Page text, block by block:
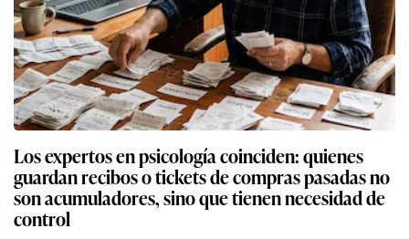
Los expertos en psicología coinciden: quienes
guardan recibos o tickets de compras pasadas no
son acumuladores, sino que tienen necesidad de
control